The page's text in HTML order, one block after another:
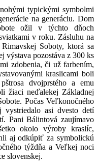
typickými symbolmi
na generáciu. Dom
ožil v týchto dňoch
v roku. Zásluhu na
Soboty, ktorá sa
výstava pozostáva z 300 ks
zdobenia, či už farbením,
kraslicami boli
dvojprstého a emu
žiaci neďalekej Základnej
Počas Veľkonočného
vystriedalo asi dvesto detí
Pani Bálintová zaujímavo
okolo výroby kraslíc,
aj odkúpiť za symbolickú
týždňa a Veľkej noci
slovenskej.